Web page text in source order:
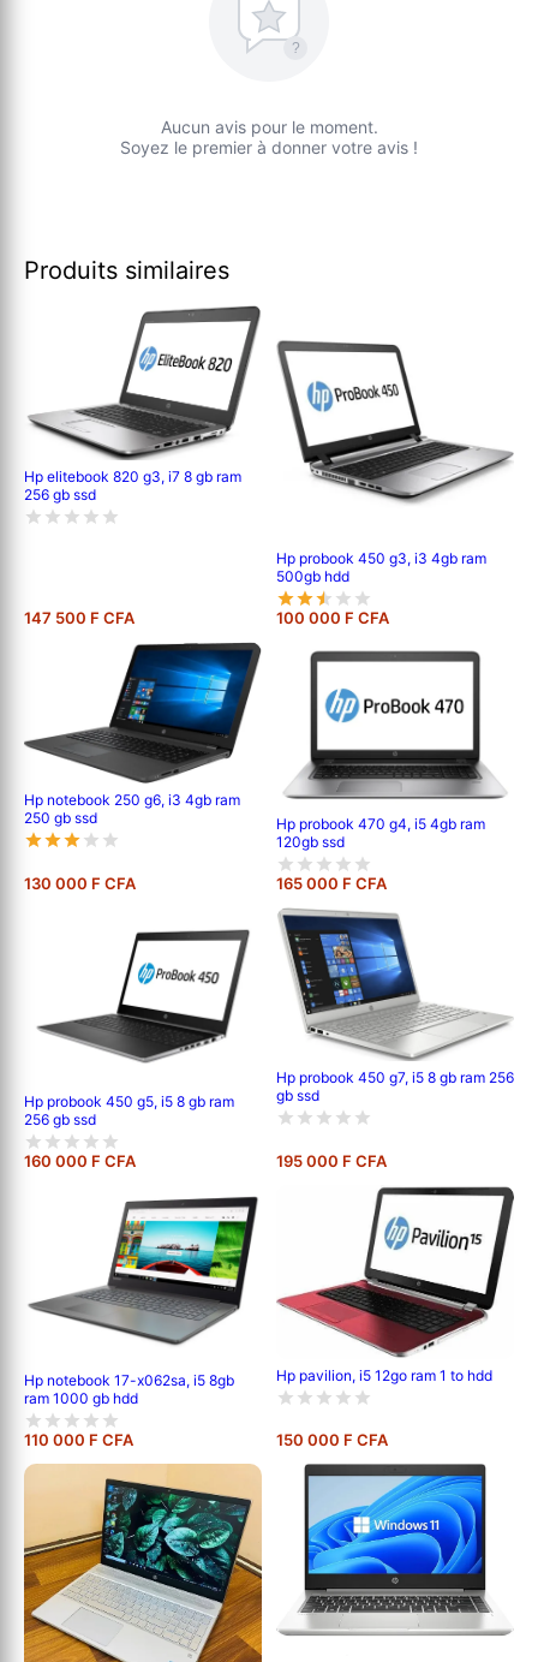
?
Aucun avis pour le moment.
Soyez le premier à donner votre avis !
Produits similaires
Hp elitebook 820 g3, i7 8 gb ram
256 gb ssd
147 500 F CFA
Hp probook 450 g3, i3 4gb ram
500gb hdd
100 000 F CFA
Hp notebook 250 g6, i3 4gb ram
250 gb ssd
130 000 F CFA
Hp probook 470 g4, i5 4gb ram
120gb ssd
165 000 F CFA
Hp probook 450 g5, i5 8 gb ram
256 gb ssd
160 000 F CFA
Hp probook 450 g7, i5 8 gb ram 256
gb ssd
195 000 F CFA
Hp notebook 17-x062sa, i5 8gb
ram 1000 gb hdd
110 000 F CFA
Hp pavilion, i5 12go ram 1 to hdd
150 000 F CFA